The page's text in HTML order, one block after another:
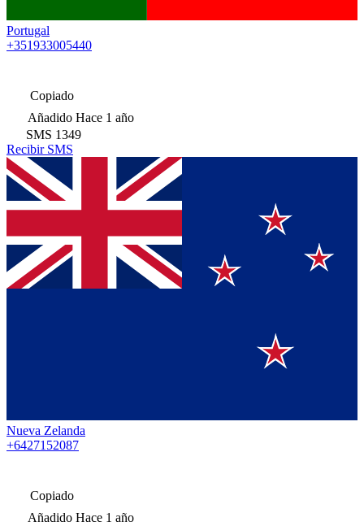
Portugal
+351933005440
Copiado
Añadido Hace 1 año
SMS 1349
Recibir SMS
Nueva Zelanda
+6427152087
Copiado
Añadido Hace 1 año